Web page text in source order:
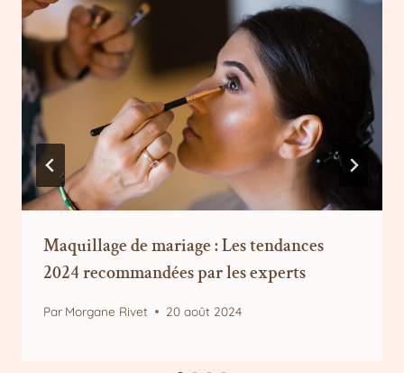
Maquillage de mariage : Les tendances
2024 recommandées par les experts
Par Morgane Rivet 20 août 2024